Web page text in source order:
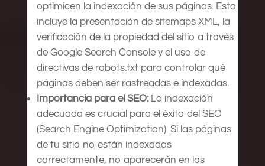
optimicen la indexación de sus páginas. Esto
incluye la presentación de sitemaps XML, la
verificación de la propiedad del sitio a través
de Google Search Console y el uso de
directivas de robots.txt para controlar qué
páginas deben ser rastreadas e indexadas.
Importancia para el SEO:La indexación
adecuada es crucial para el éxito del SEO
(Search Engine Optimization). Si las páginas
de tu sitio no están indexadas
correctamente, no aparecerán en los